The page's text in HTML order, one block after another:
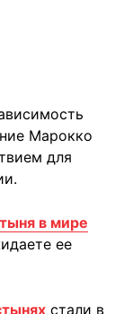
Марокко
для
в мире
ее
стали в